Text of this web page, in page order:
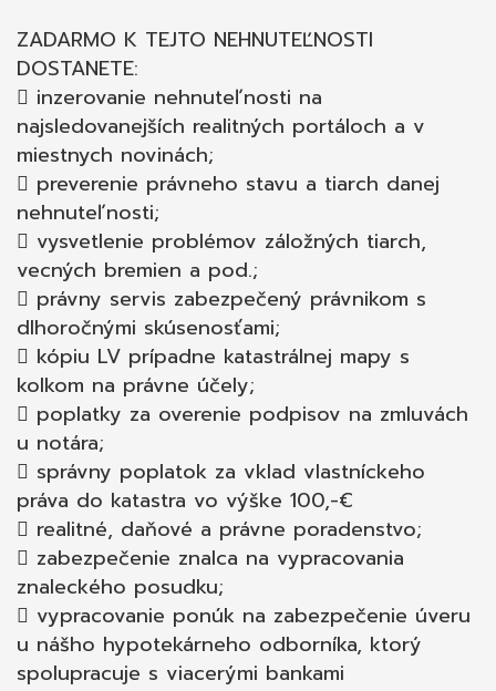
ZADARMO K TEJTO NEHNUTEĽNOSTI
DOSTANETE:
 inzerovanie nehnuteľnosti na
najsledovanejších realitných portáloch a v
miestnych novinách;
 preverenie právneho stavu a tiarch danej
nehnuteľnosti;
 vysvetlenie problémov záložných tiarch,
vecných bremien a pod.;
 právny servis zabezpečený právnikom s
dlhoročnými skúsenosťami;
 kópiu LV prípadne katastrálnej mapy s
kolkom na právne účely;
 poplatky za overenie podpisov na zmluvách
u notára;
 správny poplatok za vklad vlastníckeho
práva do katastra vo výške 100,-€
 realitné, daňové a právne poradenstvo;
 zabezpečenie znalca na vypracovania
znaleckého posudku;
 vypracovanie ponúk na zabezpečenie úveru
u nášho hypotekárneho odborníka, ktorý
spolupracuje s viacerými bankami